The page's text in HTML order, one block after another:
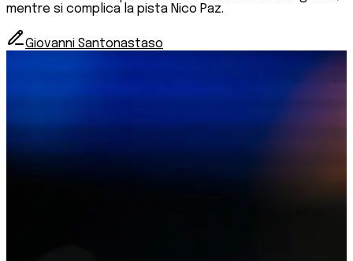
mentre si complica la pista Nico Paz.
Giovanni Santonastaso